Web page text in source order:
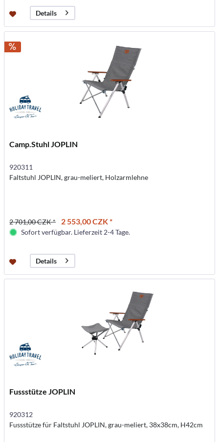
Details
Camp.Stuhl JOPLIN
920311
Faltstuhl JOPLIN, grau-meliert, Holzarmlehne
2 701,00 CZK * 2 553,00 CZK *
Sofort verfügbar. Lieferzeit 2-4 Tage.
Details
Fussstütze JOPLIN
920312
Fussstütze für Faltstuhl JOPLIN, grau-meliert, 38x38cm, H42cm